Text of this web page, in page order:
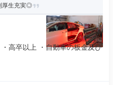
厚生充実◎
高卒以上 ・自動車の板金及び